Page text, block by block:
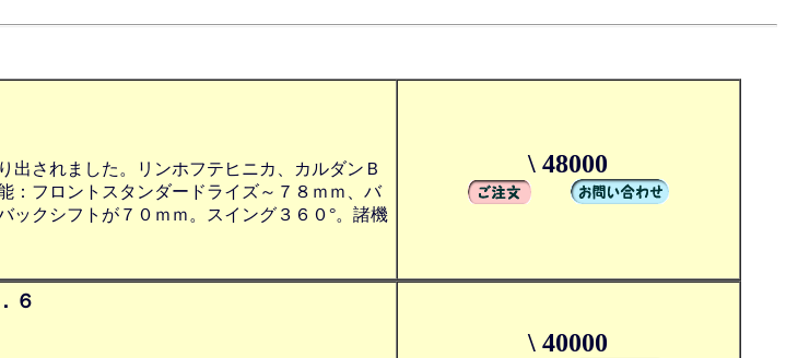
出されました。リンホフテヒニカ、カルダンＢ
：フロントスタンダードライズ～７８ｍｍ、バ
ックシフトが７０ｍｍ。スイング３６０°。諸機
\ 48000
６
\ 40000